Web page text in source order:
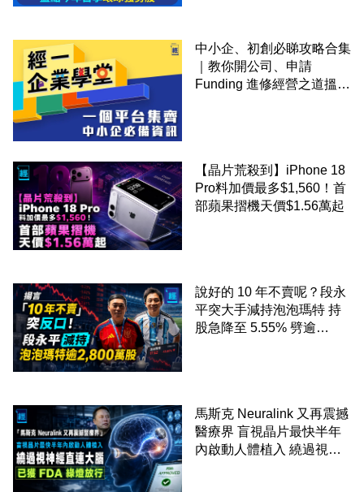
中小企、初創必睇攻略合集
｜教你開公司、申請
Funding 進修經營之道搵大
【晶片荒殺到】iPhone 18
Pro料加價最多$1,560！首
部蘋果摺機天價$1.56萬起
說好的 10 年不賣呢？段永
平突大手減持泡泡瑪特 持
股急降至 5.55% 劈逾
馬斯克 Neuralink 又再震撼
醫療界 盲視晶片最快半年
內啟動人體植入 繞過視神